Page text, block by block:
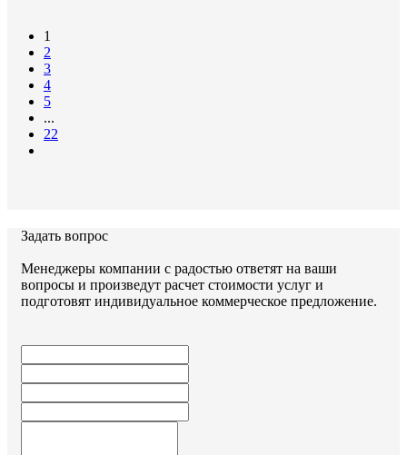
Документы:
1
2
3
4
5
...
22
Задать вопрос
Менеджеры компании с радостью ответят на ваши
вопросы и произведут расчет стоимости услуг и
подготовят индивидуальное коммерческое предложение.